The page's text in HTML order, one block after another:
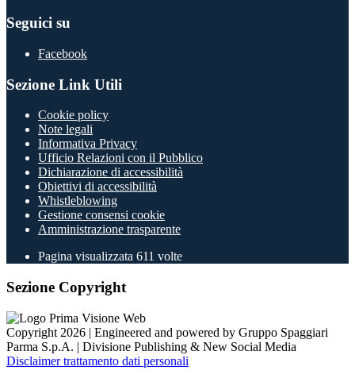
Seguici su
Facebook
Sezione Link Utili
Cookie policy
Note legali
Informativa Privacy
Ufficio Relazioni con il Pubblico
Dichiarazione di accessibilità
Obiettivi di accessibilità
Whistleblowing
Gestione consensi cookie
Amministrazione trasparente
Pagina visualizzata 611 volte
Sezione Copyright
Copyright 2026 | Engineered and powered by Gruppo Spaggiari
Parma S.p.A. | Divisione Publishing & New Social Media
Disclaimer trattamento dati personali